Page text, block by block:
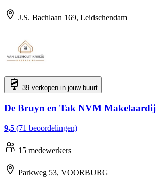
J.S. Bachlaan 169, Leidschendam
39 verkopen in jouw buurt
De Bruyn en Tak NVM Makelaardij
9,5 (71 beoordelingen)
15 medewerkers
Parkweg 53, VOORBURG